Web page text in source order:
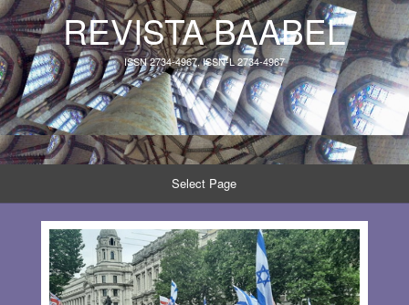
REVISTA BAABEL
ISSN 2734-4967, ISSN-L 2734-4967
Select Page